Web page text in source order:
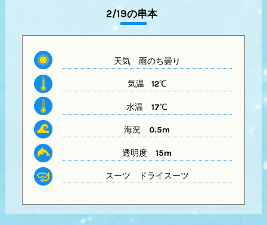
2/19の串本
天気雨のち曇り
気温 12℃
水温 17℃
海況 0.5m
透明度 15m
スーツ ドライスーツ